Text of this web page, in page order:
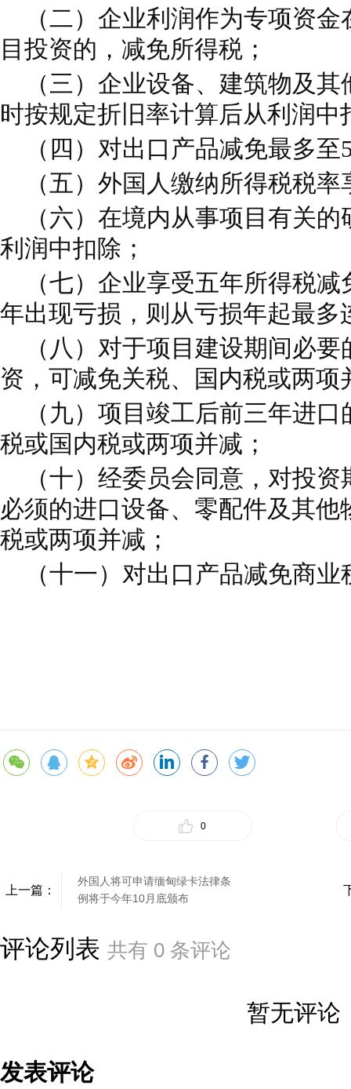
（二）企业利润作为专项资金
目投资的，减免所得税；
（三）企业设备、建筑物及其
时按规定折旧率计算后从利润中
（四）对出口产品减免最多至
（五）外国人缴纳所得税税率
（六）在境内从事项目有关的
利润中扣除；
（七）企业享受五年所得税减
年出现亏损，则从亏损年起最多
（八）对于项目建设期间必要
资，可减免关税、国内税或两项
（九）项目竣工后前三年进口
税或国内税或两项并减；
（十）经委员会同意，对投资
必须的进口设备、零配件及其
税或两项并减；
（十一）对出口产品减免商业
0
上一篇：
外国人将可申请缅甸绿卡法律条
例将于今年10月底颁布
评论列表 共有 0 条评论
暂无评论
发表评论